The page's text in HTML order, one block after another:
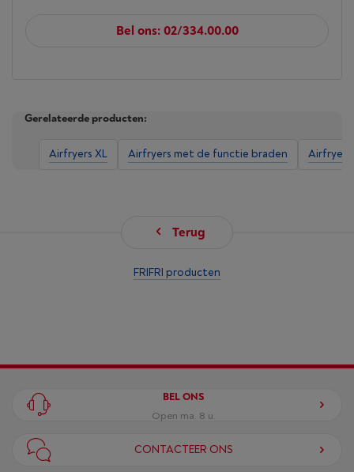
Bel ons: 02/334.00.00
Gerelateerde producten:
Airfryers XL Airfryers met de functie braden
Terug
FRIFRI producten
BEL ONS
Open ma. 8 u.
CONTACTEER ONS